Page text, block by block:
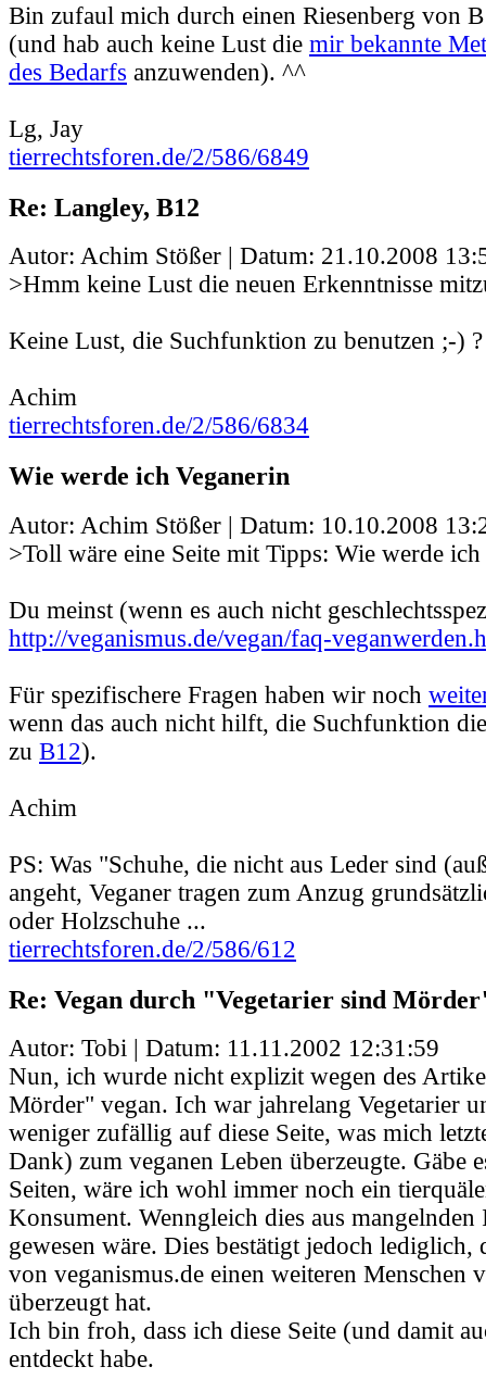
Bin zufaul mich durch einen Riesenberg von
(und hab auch keine Lust die mir bekannte
des Bedarfs anzuwenden). ^^
Lg, Jay
tierrechtsforen.de/2/586/6849
Re: Langley, B12
Autor: Achim Stößer | Datum: 21.10.2008
>Hmm keine Lust die neuen Erkenntnisse
Keine Lust, die Suchfunktion zu benutzen ;-) ?
Achim
tierrechtsforen.de/2/586/6834
Wie werde ich Veganerin
Autor: Achim Stößer | Datum: 10.10.2008
>Toll wäre eine Seite mit Tipps: Wie werde
Du meinst (wenn es auch nicht
http://veganismus.de/vegan/faq-
Für spezifischere Fragen haben wir noch
wenn das auch nicht hilft, die Suchfunktion
zu B12).
Achim
PS: Was "Schuhe, die nicht aus Leder sind
angeht, Veganer tragen zum Anzug
oder Holzschuhe ...
tierrechtsforen.de/2/586/612
Re: Vegan durch "Vegetarier sind
Autor: Tobi | Datum: 11.11.2002 12:31:59
Nun, ich wurde nicht explizit wegen des
Mörder" vegan. Ich war jahrelang Vegetarier
weniger zufällig auf diese Seite, was mich
Dank) zum veganen Leben überzeugte. Gäbe
Seiten, wäre ich wohl immer noch ein
Konsument. Wenngleich dies aus
gewesen wäre. Dies bestätigt jedoch lediglich,
von veganismus.de einen weiteren Menschen
überzeugt hat.
Ich bin froh, dass ich diese Seite (und damit
entdeckt habe.